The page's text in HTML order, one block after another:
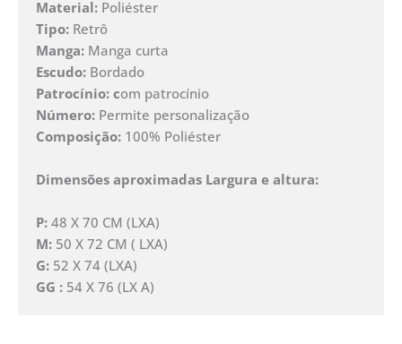
Material: Poliéster
Tipo: Retrô
Manga: Manga curta
Escudo: Bordado
Patrocínio: com patrocínio
Número: Permite personalização
Composição: 100% Poliéster
Dimensões aproximadas Largura e altura:
P: 48 X 70 CM (LXA)
M: 50 X 72 CM ( LXA)
G: 52 X 74 (LXA)
GG : 54 X 76 (LX A)